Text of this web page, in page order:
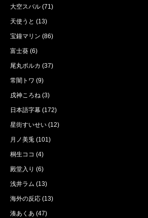
大空スバル (71)
天使うと (13)
宝鐘マリン (86)
富士葵 (6)
尾丸ポルカ (37)
常闇トワ (9)
戌神ころね (3)
日本語字幕 (172)
星街すいせい (12)
月ノ美兎 (101)
桐生ココ (4)
殿堂入り (6)
浅井ラム (13)
海外の反応 (13)
湊あくあ (47)